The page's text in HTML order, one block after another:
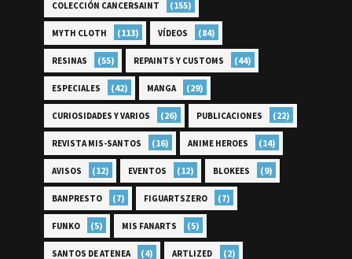
COLECCIÓN CANCERSAINT (155)
MYTH CLOTH (113) VÍDEOS (84)
RESINAS (55) REPAINTS Y CUSTOMS (44)
ESPECIALES (42) MANGA (29)
CURIOSIDADES Y VARIOS (26) PUBLICACIONES (22)
REVISTA MIS-SANTOS (16) ANIME HEROES (14)
AVISOS (12) EVENTOS (12) BLOKEES (9)
BANPRESTO (7) FIGUARTSZERO (7)
FUNKO (5) MIS FANARTS (5)
SANTOS DE ATENEA (4) ARTLIZED (2)